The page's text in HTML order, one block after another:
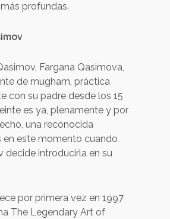
profundas.
Fargana Qasimova,
de mugham, práctica
con su padre desde los 15
es ya, plenamente y por
una reconocida
en este momento cuando
decide introducirla en su
por primera vez en 1997
The Legendary Art of